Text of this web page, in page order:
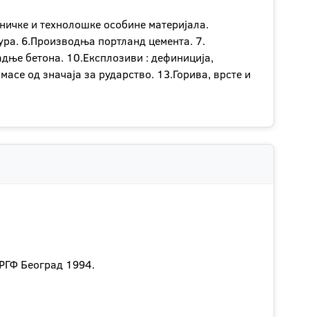
и технолошке особине материјала.
6.Производња портланд цемента. 7.
бетона. 10.Експлозиви : дефиниција,
од значаја за рударство. 13.Горива, врсте и
Београд 1994.